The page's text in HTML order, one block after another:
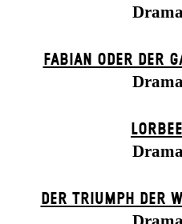
FABIAN ODER DER
DER TRIUMPH DER